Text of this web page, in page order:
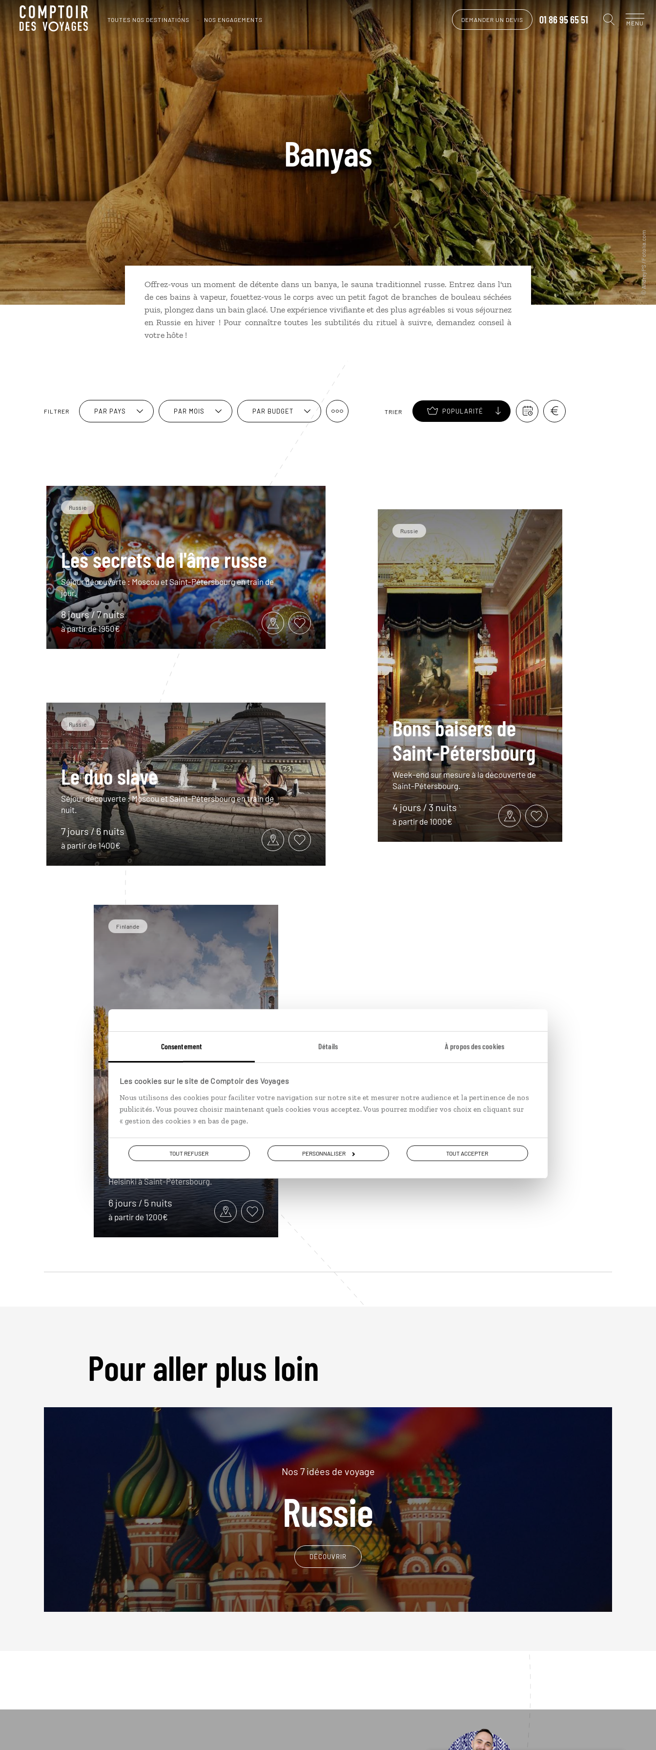
Consentement Détails À propos des cookies
Les cookies sur le site de Comptoir des Voyages
Nous utilisons des cookies pour faciliter votre navigation sur notre site et mesurer notre audience et la pertinence de nos
publicités. Vous pouvez choisir maintenant quels cookies vous acceptez. Vous pourrez modifier vos choix en cliquant sur
« gestion des cookies » en bas de page.
TOUT REFUSER PERSONNALISER TOUT ACCEPTER
TOUTES NOS DESTINATIONS NOS ENGAGEMENTS DEMANDER UN DEVIS 01 86 95 65 51 MENU
Banyas
Offrez-vous un moment de détente dans un banya, le sauna traditionnel russe. Entrez dans l'un
de ces bains à vapeur, fouettez-vous le corps avec un petit fagot de branches de bouleau séchées
puis, plongez dans un bain glacé. Une expérience vivifiante et des plus agréables si vous séjournez
en Russie en hiver ! Pour connaître toutes les subtilités du rituel à suivre, demandez conseil à
votre hôte !
FILTRER PAR PAYS PAR MOIS PAR BUDGET TRIER POPULARITÉ
Russie
Les secrets de l'âme russe
Séjour découverte : Moscou et Saint-Pétersbourg en train de
jour.
8 jours / 7 nuits
à partir de 1950€
Russie
Le duo slave
Séjour découverte : Moscou et Saint-Pétersbourg en train de
nuit.
7 jours / 6 nuits
à partir de 1400€
Russie
Bons baisers de
Saint-Pétersbourg
Week-end sur mesure à la découverte de
Saint-Pétersbourg.
4 jours / 3 nuits
à partir de 1000€
Finlande
Des saunas aux
banyas...
Circuit en train en Finlande et Russie, de
Helsinki à Saint-Pétersbourg.
6 jours / 5 nuits
à partir de 1200€
Pour aller plus loin
Nos 7 idées de voyage
Russie
DÉCOUVRIR